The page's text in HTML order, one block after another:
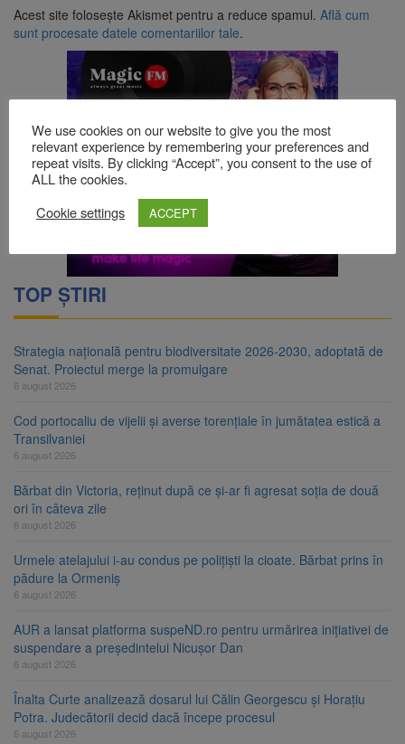
Acest site folosește Akismet pentru a reduce spamul. Află cum
sunt procesate datele comentariilor tale.
TOP ȘTIRI
Strategia națională pentru biodiversitate 2026-2030, adoptată de
Senat. Proiectul merge la promulgare
6 august 2026
Cod portocaliu de vijelii și averse torențiale în jumătatea estică a
Transilvaniei
6 august 2026
Bărbat din Victoria, reținut după ce și-ar fi agresat soția de două
ori în câteva zile
6 august 2026
Urmele atelajului i-au condus pe polițiști la cioate. Bărbat prins în
pădure la Ormeniș
6 august 2026
AUR a lansat platforma suspeND.ro pentru urmărirea inițiativei de
suspendare a președintelui Nicușor Dan
6 august 2026
Înalta Curte analizează dosarul lui Călin Georgescu și Horațiu
Potra. Judecătorii decid dacă începe procesul
6 august 2026
We use cookies on our website to give you the most
relevant experience by remembering your preferences and
repeat visits. By clicking “Accept”, you consent to the use of
ALL the cookies.
Cookie settings
ACCEPT